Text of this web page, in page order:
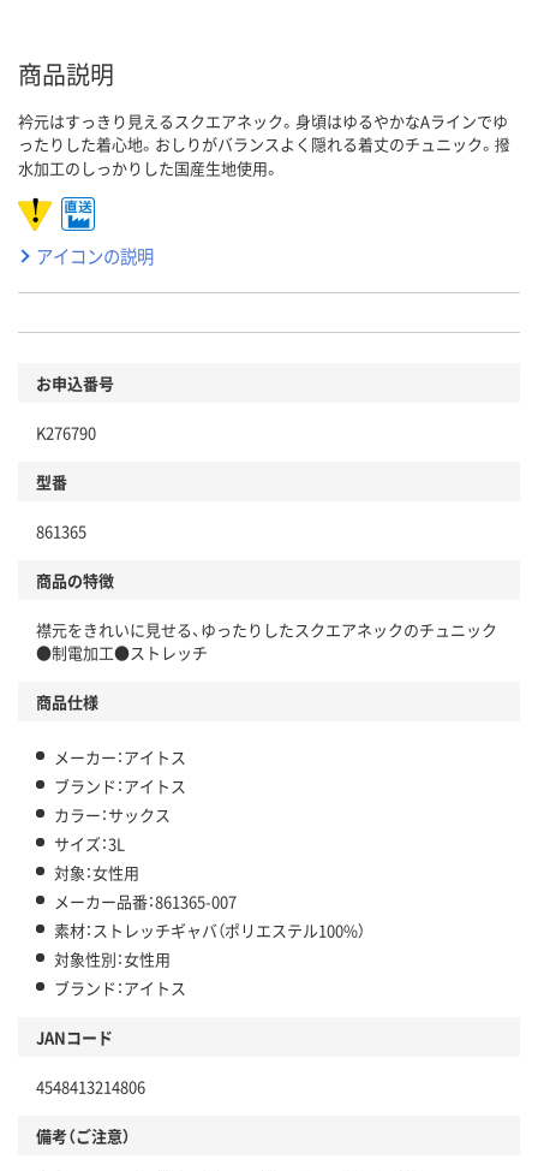
商品説明
衿元はすっきり見えるスクエアネック。身頃はゆるやかなAラインでゆ
ったりした着心地。おしりがバランスよく隠れる着丈のチュニック。撥
水加工のしっかりした国産生地使用。
アイコンの説明
お申込番号
K276790
型番
861365
商品の特徴
襟元をきれいに見せる、ゆったりしたスクエアネックのチュニック
●制電加工●ストレッチ
商品仕様
メーカー：アイトス
ブランド：アイトス
カラー：サックス
サイズ：3L
対象：女性用
メーカー品番：861365-007
素材：ストレッチギャバ（ポリエステル100%）
対象性別：女性用
ブランド：アイトス
JANコード
4548413214806
備考（ご注意）